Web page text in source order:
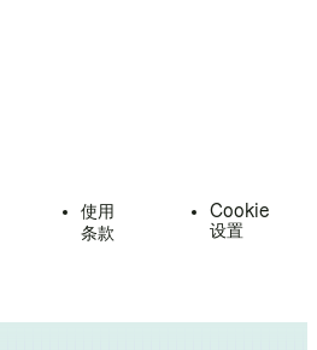
使用
条款
Cookie
设置